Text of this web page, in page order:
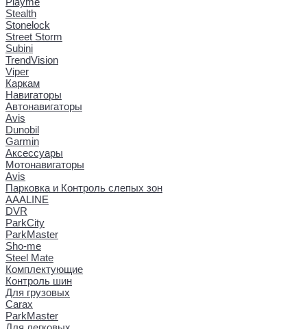
Stealth
Stonelock
Street Storm
Subini
TrendVision
Viper
Каркам
Навигаторы
Автонавигаторы
Avis
Dunobil
Garmin
Аксессуары
Мотонавигаторы
Avis
Парковка и Контроль слепых зон
AAALINE
DVR
ParkCity
ParkMaster
Sho-me
Steel Mate
Комплектующие
Контроль шин
Для грузовых
Carax
ParkMaster